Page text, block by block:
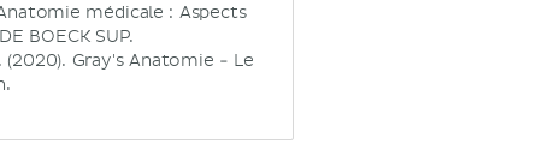
médicale : Aspects
BOECK SUP.
(2020). Gray's Anatomie - Le